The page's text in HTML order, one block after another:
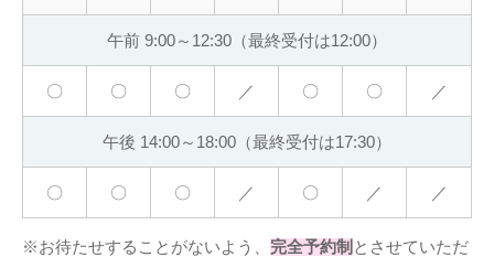
午前 9:00～12:30（最終受付は12:00）
〇 〇 〇 ／ 〇 〇 ／
午後 14:00～18:00（最終受付は17:30）
〇 〇 〇 ／ 〇 ／ ／
※お待たせすることがないよう、 完全予約制 とさせていただ